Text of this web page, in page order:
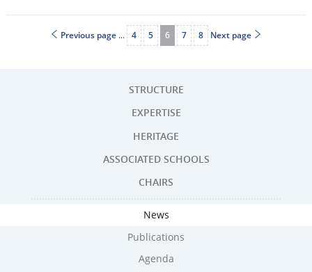
Previous page ... Page
4 Page
5 Page
6 Page
7 Page
8 Next page
Navigation
menu
STRUCTURE
EXPERTISE
HERITAGE
ASSOCIATED SCHOOLS
CHAIRS
News
Publications
Agenda